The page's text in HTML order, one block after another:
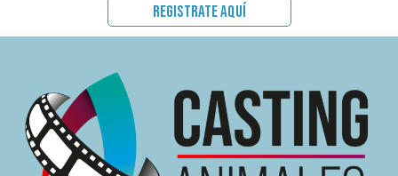
REGISTRATE AQUÍ